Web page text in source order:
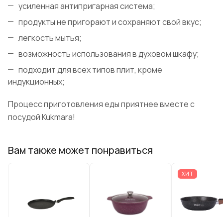
усиленная антипригарная система;
продукты не пригорают и сохраняют свой вкус;
легкость мытья;
возможность использования в духовом шкафу;
подходит для всех типов плит, кроме
индукционных;
Процесс приготовления еды приятнее вместе с
посудой Kukmara!
Вам также может понравиться
ХИТ